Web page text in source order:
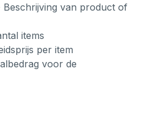
Beschrijving van product of
items
per item
voor de